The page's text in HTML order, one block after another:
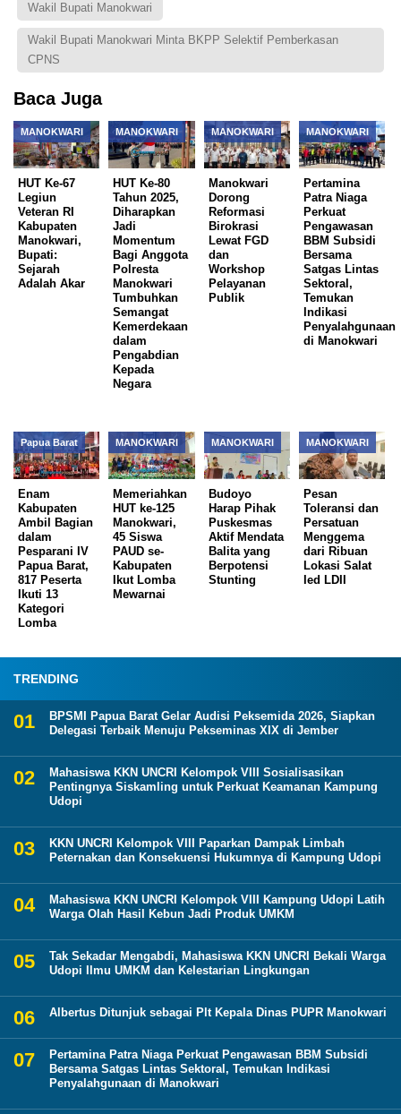
Wakil Bupati Manokwari
Wakil Bupati Manokwari Minta BKPP Selektif Pemberkasan
CPNS
Baca Juga
MANOKWARI
HUT Ke-67
Legiun
Veteran RI
Kabupaten
Manokwari,
Bupati:
Sejarah
Adalah Akar
MANOKWARI
HUT Ke-80
Tahun 2025,
Diharapkan
Jadi
Momentum
Bagi Anggota
Polresta
Manokwari
Tumbuhkan
Semangat
Kemerdekaan
dalam
Pengabdian
Kepada
Negara
MANOKWARI
Manokwari
Dorong
Reformasi
Birokrasi
Lewat FGD
dan
Workshop
Pelayanan
Publik
MANOKWARI
Pertamina
Patra Niaga
Perkuat
Pengawasan
BBM Subsidi
Bersama
Satgas Lintas
Sektoral,
Temukan
Indikasi
Penyalahgunaan
di Manokwari
Papua Barat
Enam
Kabupaten
Ambil Bagian
dalam
Pesparani IV
Papua Barat,
817 Peserta
Ikuti 13
Kategori
Lomba
MANOKWARI
Memeriahkan
HUT ke-125
Manokwari,
45 Siswa
PAUD se-
Kabupaten
Ikut Lomba
Mewarnai
MANOKWARI
Budoyo
Harap Pihak
Puskesmas
Aktif Mendata
Balita yang
Berpotensi
Stunting
MANOKWARI
Pesan
Toleransi dan
Persatuan
Menggema
dari Ribuan
Lokasi Salat
Ied LDII
TRENDING
BPSMI Papua Barat Gelar Audisi Peksemida 2026, Siapkan
Delegasi Terbaik Menuju Pekseminas XIX di Jember
Mahasiswa KKN UNCRI Kelompok VIII Sosialisasikan
Pentingnya Siskamling untuk Perkuat Keamanan Kampung
Udopi
KKN UNCRI Kelompok VIII Paparkan Dampak Limbah
Peternakan dan Konsekuensi Hukumnya di Kampung Udopi
Mahasiswa KKN UNCRI Kelompok VIII Kampung Udopi Latih
Warga Olah Hasil Kebun Jadi Produk UMKM
Tak Sekadar Mengabdi, Mahasiswa KKN UNCRI Bekali Warga
Udopi Ilmu UMKM dan Kelestarian Lingkungan
Albertus Ditunjuk sebagai Plt Kepala Dinas PUPR Manokwari
Pertamina Patra Niaga Perkuat Pengawasan BBM Subsidi
Bersama Satgas Lintas Sektoral, Temukan Indikasi
Penyalahgunaan di Manokwari